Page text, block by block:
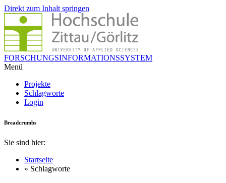
Direkt zum Inhalt springen
FORSCHUNGSINFORMATIONSSYSTEM
Menü
Projekte
Schlagworte
Login
Breadcrumbs
Sie sind hier:
Startseite
» Schlagworte